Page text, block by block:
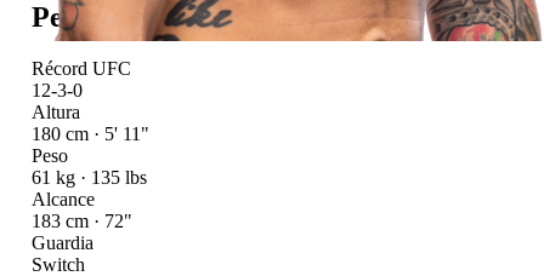
Perfil atlético
Récord UFC
12-3-0
Altura
180 cm · 5' 11"
Peso
61 kg · 135 lbs
Alcance
183 cm · 72"
Guardia
Switch